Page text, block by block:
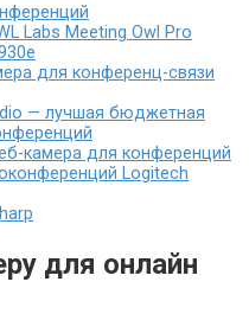
Labs Meeting Owl Pro
для конференц-связи
— лучшая бюджетная
камера для конференций
Logitech
для онлайн